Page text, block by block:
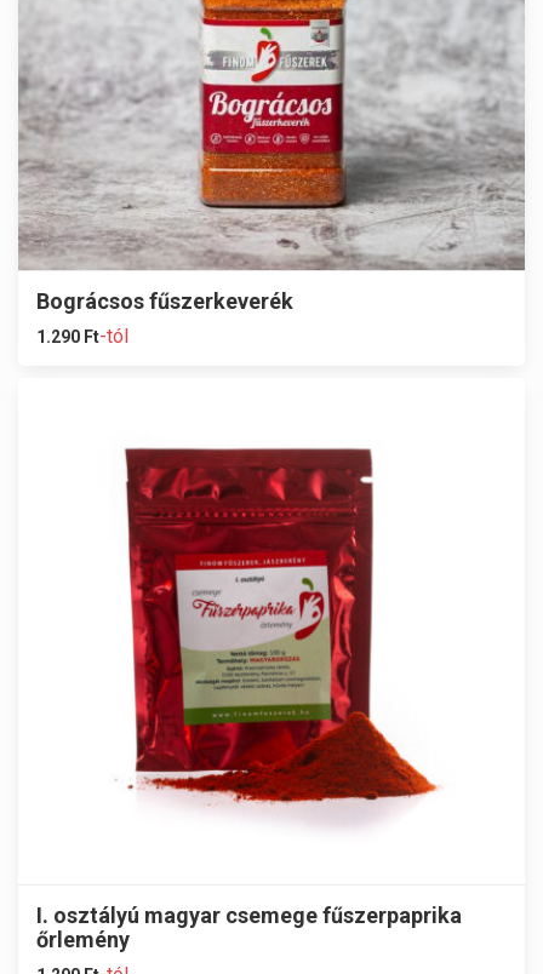
Bográcsos fűszerkeverék
1.290 Ft-tól
I. osztályú magyar csemege fűszerpaprika
őrlemény